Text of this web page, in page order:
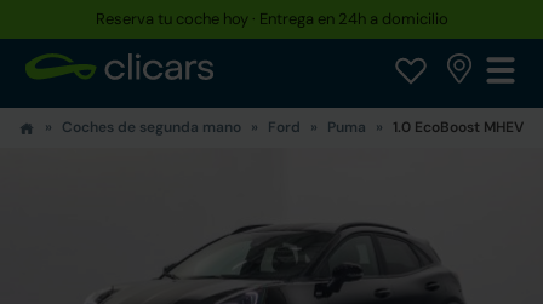
Reserva tu coche hoy · Entrega en 24h a domicilio
Coches de segunda mano Ford Puma 1.0 EcoBoost MHEV